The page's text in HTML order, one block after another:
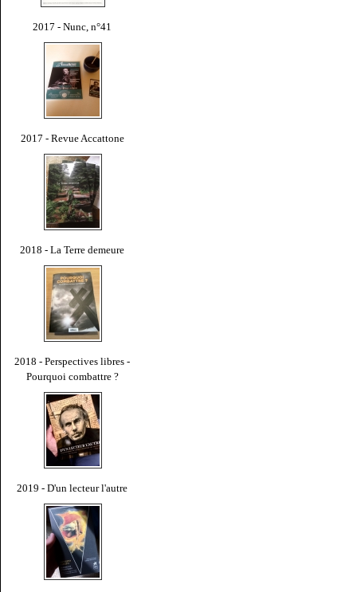
2017 - Nunc, n°41
2017 - Revue Accattone
2018 - La Terre demeure
2018 - Perspectives libres -
Pourquoi combattre ?
2019 - D'un lecteur l'autre